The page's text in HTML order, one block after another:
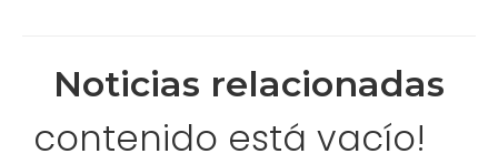
Noticias relacionadas
contenido está vacío!